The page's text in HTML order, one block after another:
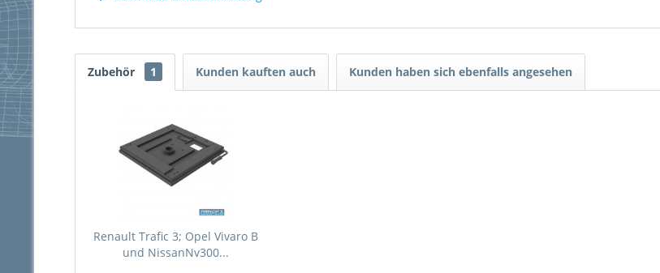
Zubehör 1 Kunden kauften auch Kunden haben sich ebenfalls angesehen
Renault Trafic 3; Opel Vivaro B
und NissanNv300...